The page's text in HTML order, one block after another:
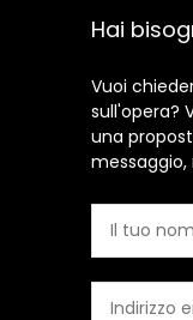
Hai
Vuoi
sull'opera?
una
messaggio,